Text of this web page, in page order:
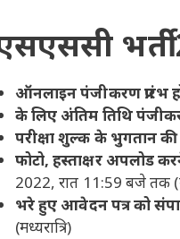
भर्ती
ऑनलाइन पंजीकरण प्रारंभ
के लिए अंतिम तिथि
परीक्षा शुल्क के भुगतान
फोटो, हस्ताक्षर अपलोड
2022, रात 11:59 बजे तक
भरे हुए आवेदन पत्र को
(मध्यरात्रि)